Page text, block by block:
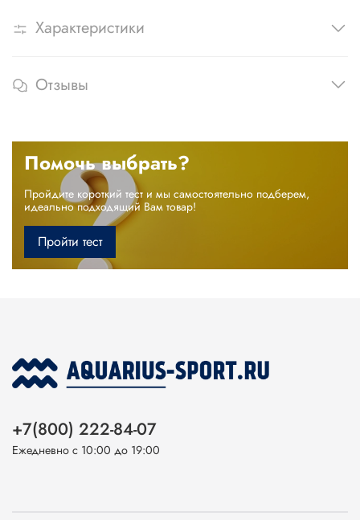
Характеристики
Отзывы
Помочь выбрать?
Пройдите короткий тест и мы самостоятельно подберем,
идеально подходящий Вам товар!
Пройти тест
+7(800) 222-84-07
Ежедневно с 10:00 до 19:00